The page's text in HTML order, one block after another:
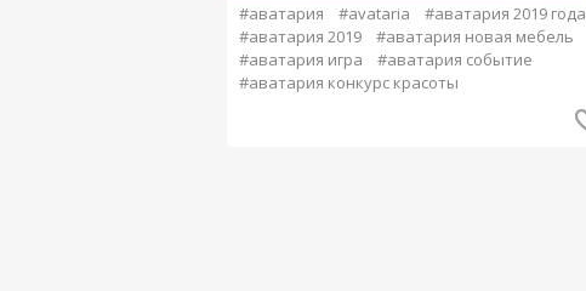
#аватария #avataria
#аватария 2019 года
#аватария 2019
#аватария новая мебель
#аватария игра
#аватария событие
#аватария конкурс красоты